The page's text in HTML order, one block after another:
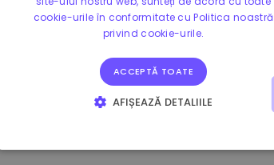
0.080659000 € -4.80% 3.2B €
cookie-urile în conformitate cu Politica noastră
privind cookie-urile.
ACCEPTĂ TOATE
AFIȘEAZĂ DETALIILE